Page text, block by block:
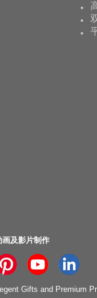
及影片制作
Gifts and Premium